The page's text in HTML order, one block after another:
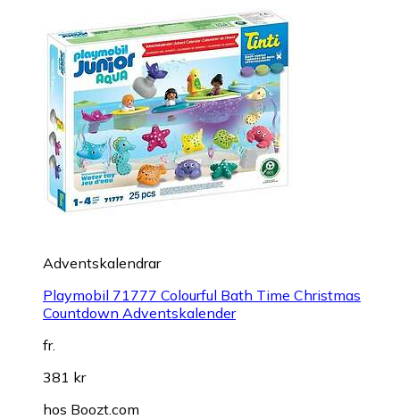
Adventskalendrar
Playmobil 71777 Colourful Bath Time Christmas
Countdown Adventskalender
fr.
381 kr
hos Boozt.com